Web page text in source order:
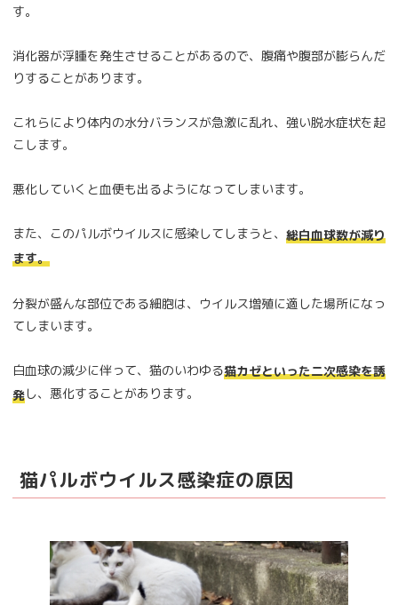
す。
消化器が浮腫を発生させることがあるので、腹痛や腹部が膨らんだ
りすることがあります。
これらにより体内の水分バランスが急激に乱れ、強い脱水症状を起
こします。
悪化していくと血便も出るようになってしまいます。
また、このパルボウイルスに感染してしまうと、 総白血球数が減り
ます。
分裂が盛んな部位である細胞は、ウイルス増殖に適した場所になっ
てしまいます。
白血球の減少に伴って、猫のいわゆる猫カゼといった二次感染を誘
発し、悪化することがあります。
猫パルボウイルス感染症の原因